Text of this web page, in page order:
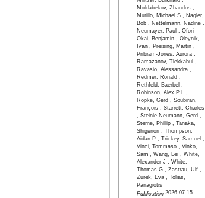
Moldabekov, Zhandos ,
Murillo, Michael S , Nagler,
Bob , Nettelmann, Nadine ,
Neumayer, Paul , Ofori-
Okai, Benjamin , Oleynik,
Ivan , Preising, Martin ,
Pribram-Jones, Aurora ,
Ramazanov, Tlekkabul ,
Ravasio, Alessandra ,
Redmer, Ronald ,
Rethfeld, Baerbel ,
Robinson, Alex P L ,
Röpke, Gerd , Soubiran,
François , Starrett, Charles
, Steinle-Neumann, Gerd ,
Sterne, Phillip , Tanaka,
Shigenori , Thompson,
Aidan P , Trickey, Samuel ,
Vinci, Tommaso , Vinko,
Sam , Wang, Lei , White,
Alexander J , White,
Thomas G , Zastrau, Ulf ,
Zurek, Eva , Tolias,
Panagiotis
Publication2026-07-15